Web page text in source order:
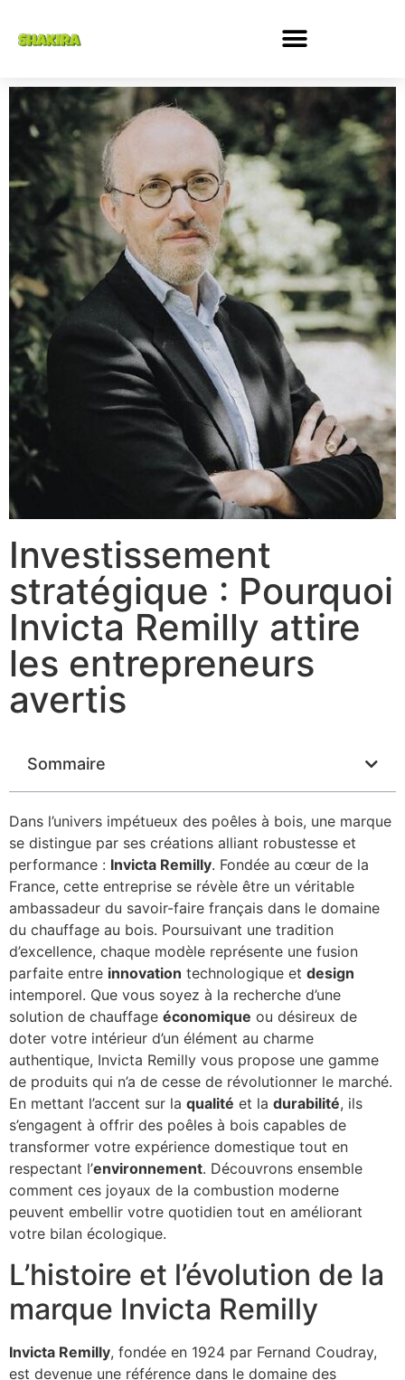
Investissement
stratégique : Pourquoi
Invicta Remilly attire
les entrepreneurs
avertis
Sommaire
Dans l’univers impétueux des poêles à bois, une marque
se distingue par ses créations alliant robustesse et
performance : Invicta Remilly. Fondée au cœur de la
France, cette entreprise se révèle être un véritable
ambassadeur du savoir-faire français dans le domaine
du chauffage au bois. Poursuivant une tradition
d’excellence, chaque modèle représente une fusion
parfaite entre innovation technologique et design
intemporel. Que vous soyez à la recherche d’une
solution de chauffage économique ou désireux de
doter votre intérieur d’un élément au charme
authentique, Invicta Remilly vous propose une gamme
de produits qui n’a de cesse de révolutionner le marché.
En mettant l’accent sur la qualité et la durabilité, ils
s’engagent à offrir des poêles à bois capables de
transformer votre expérience domestique tout en
respectant l’environnement. Découvrons ensemble
comment ces joyaux de la combustion moderne
peuvent embellir votre quotidien tout en améliorant
votre bilan écologique.
L’histoire et l’évolution de la
marque Invicta Remilly
Invicta Remilly, fondée en 1924 par Fernand Coudray,
est devenue une référence dans le domaine des